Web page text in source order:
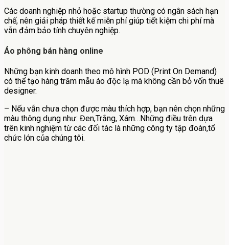
Các doanh nghiệp nhỏ hoặc startup thường có ngân sách hạn
chế, nên giải pháp thiết kế miễn phí giúp tiết kiệm chi phí mà
vẫn đảm bảo tính chuyên nghiệp.
Áo phông bán hàng online
Những bạn kinh doanh theo mô hình POD (Print On Demand)
có thể tạo hàng trăm mẫu áo độc lạ mà không cần bỏ vốn thuê
designer.
– Nếu vẫn chưa chọn được màu thích hợp, bạn nên chọn những
màu thông dụng như: Đen,Trắng, Xám…Những điều trên dựa
trên kinh nghiệm từ các đối tác là những công ty tập đoàn,tổ
chức lớn của chúng tôi.